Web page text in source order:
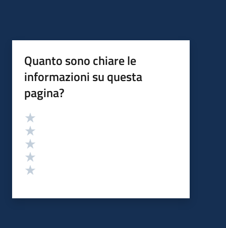
Quanto sono chiare le
informazioni su questa
pagina?
Valutazione